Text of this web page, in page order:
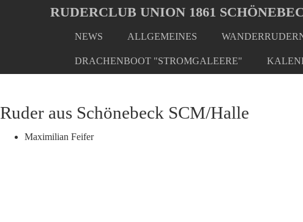
Oops, an error occurred! Code: 20260807165046dab0941c
main
RUDERCLUB UNION 1861
NEWS ALLGEMEINES
DRACHENBOOT "STROMGALEERE"
here:
Ruder aus Schönebeck SCM/Halle
Maximilian Feifer